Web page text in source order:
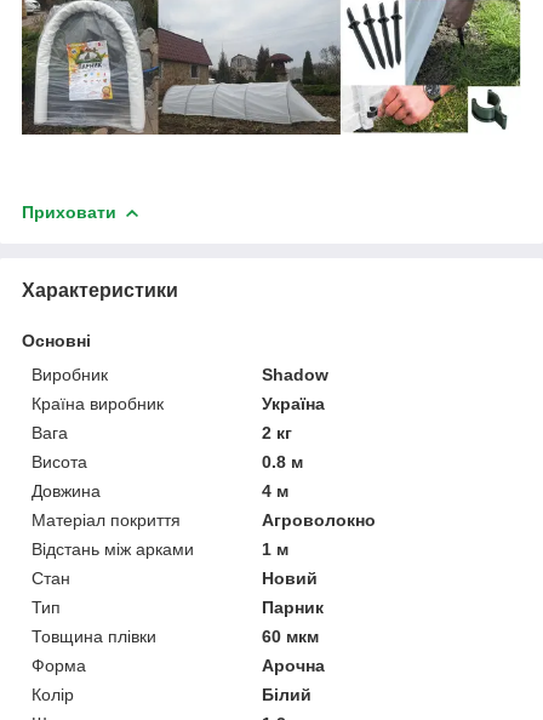
Приховати
Характеристики
Основні
Виробник
Shadow
Країна виробник
Україна
Вага
2 кг
Висота
0.8 м
Довжина
4 м
Матеріал покриття
Агроволокно
Відстань між арками
1 м
Стан
Новий
Тип
Парник
Товщина плівки
60 мкм
Форма
Арочна
Колір
Білий